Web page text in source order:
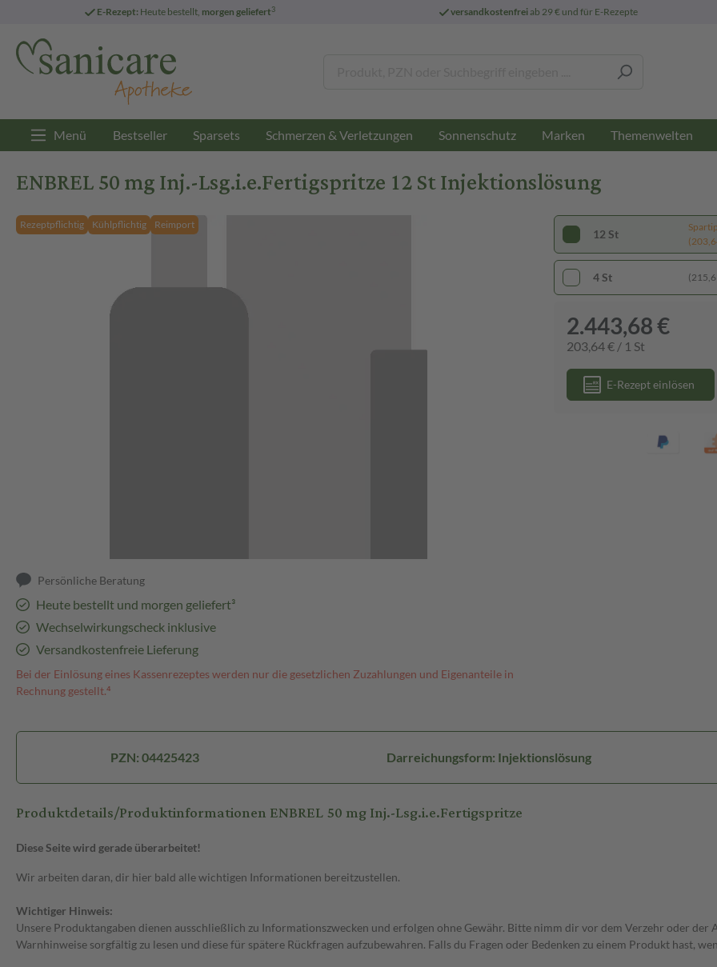
E-Rezept: Heute bestellt, morgen geliefert3 versandkostenfreiab 29 € und für E-Rezepte
Menü Bestseller Sparsets Schmerzen & Verletzungen Sonnenschutz Marken Themenwelten
ENBREL 50 mg Inj.-Lsg.i.e.Fertigspritze 12 St Injektionslösung
Rezeptpflichtig Kühlpflichtig Reimport
Persönliche Beratung
Heute bestellt und morgen geliefert³
Wechselwirkungscheck inklusive
Versandkostenfreie Lieferung
Bei der Einlösung eines Kassenrezeptes werden nur die gesetzlichen Zuzahlungen und Eigenanteile in
Rechnung gestellt.⁴
12 St
4 St
2.443,68 €
203,64 € / 1 St
E-Rezept einlösen
PZN: 04425423 Darreichungsform: Injektionslösung
Produktdetails/Produktinformationen ENBREL 50 mg Inj.-Lsg.i.e.Fertigspritze
Diese Seite wird gerade überarbeitet!
Wir arbeiten daran, dir hier bald alle wichtigen Informationen bereitzustellen.
Wichtiger Hinweis:
Unsere Produktangaben dienen ausschließlich zu Informationszwecken und erfolgen ohne Gewähr. Bitte nimm dir vor dem Verzehr oder
Warnhinweise sorgfältig zu lesen und diese für spätere Rückfragen aufzubewahren. Falls du Fragen oder Bedenken zu einem Produkt hast,